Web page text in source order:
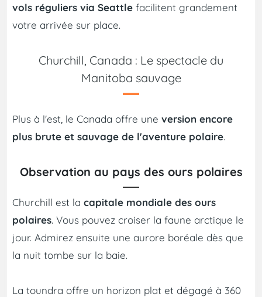
vols réguliers via Seattle facilitent grandement
votre arrivée sur place.
Churchill, Canada : Le spectacle du
Manitoba sauvage
Plus à l'est, le Canada offre une version encore
plus brute et sauvage de l'aventure polaire.
Observation au pays des ours polaires
Churchill est la capitale mondiale des ours
polaires. Vous pouvez croiser la faune arctique le
jour. Admirez ensuite une aurore boréale dès que
la nuit tombe sur la baie.
La toundra offre un horizon plat et dégagé à 360